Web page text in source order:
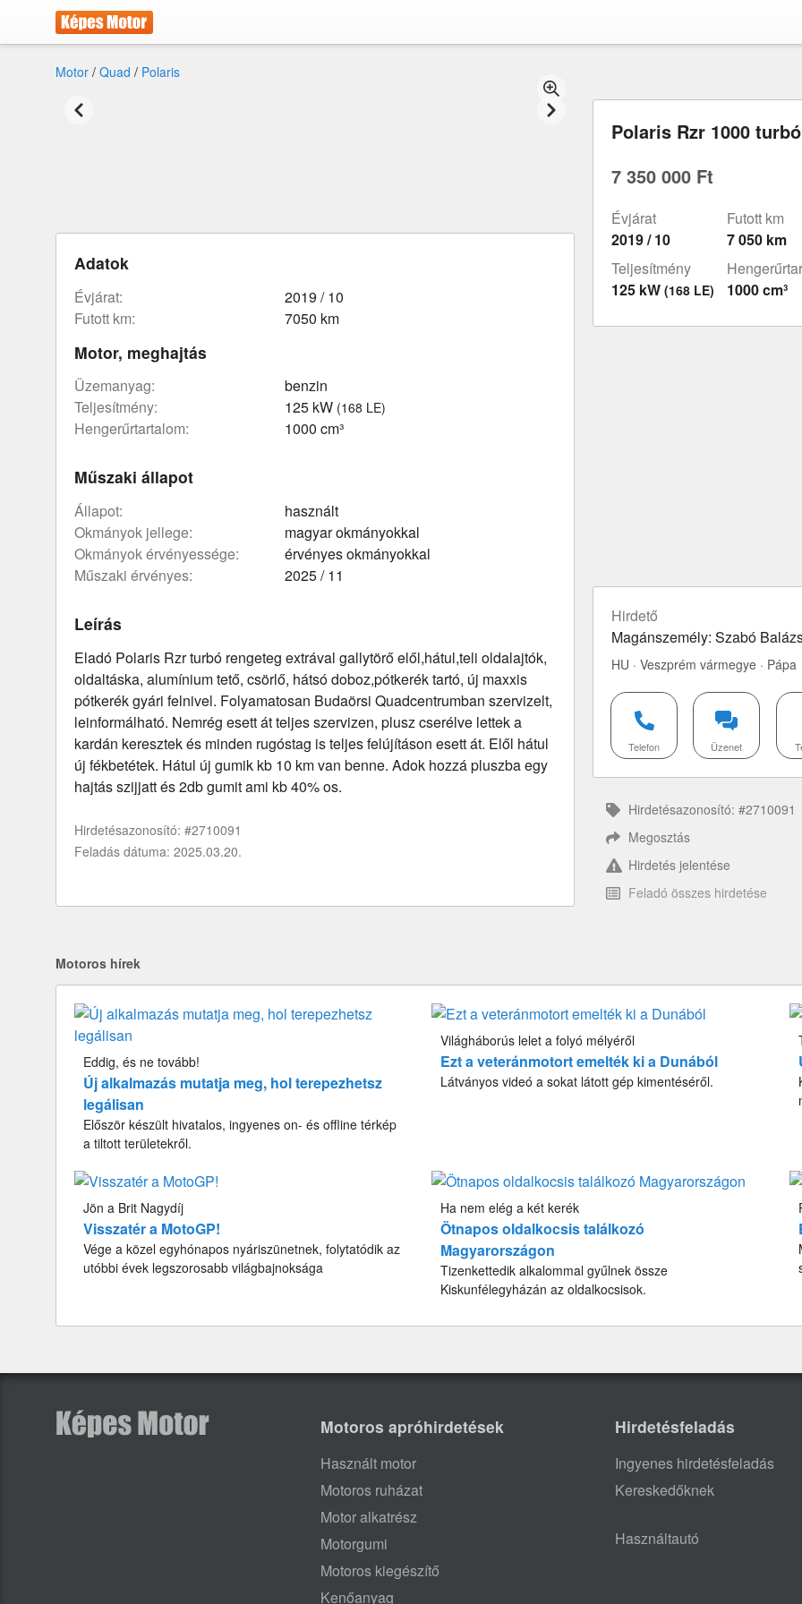
Motor / Quad / Polaris
Polaris Rzr 1000 turbó
7 350 000 Ft
Évjárat
2019 / 10
Futott km
7 050 km
Teljesítmény
125 kW (168 LE)
1000 cm³
Hirdető
Magánszemély: Szabó
HU · Veszprém vármegye · Pápa
Telefon Üzenet
Hirdetésazonosító: #2710091
Megosztás
Hirdetés jelentése
Feladó összes hirdetése
Adatok
évjárat:
2019 / 10
futott km:
7050 km
Motor, meghajtás
üzemanyag:
benzin
teljesítmény:
125 kW (168 LE)
hengerűrtartalom: 1000 cm³
Műszaki állapot
állapot:
használt
okmányok jellege:
magyar okmányokkal
okmányok érvényessége:
érvényes okmányokkal
műszaki érvényes:
2025 / 11
Leírás
Eladó Polaris Rzr turbó rengeteg extrával gallytörő elől,hátul,teli oldalajtók,
oldaltáska, alumínium tető, csörlő, hátsó doboz,pótkerék tartó, új maxxis
pótkerék gyári felnivel. Folyamatosan Budaörsi Quadcentrumban szervizelt,
leinformálható. Nemrég esett át teljes szervizen, plusz cserélve lettek a
kardán keresztek és minden rugóstag is teljes felújításon esett át. Elől hátul
új fékbetétek. Hátul új gumik kb 10 km van benne. Adok hozzá pluszba egy
hajtás szijjatt és 2db gumit ami kb 40% os.
Hirdetésazonosító: #2710091
Feladás dátuma: 2025.03.20.
Motoros hírek
Eddig, és ne tovább!
Új alkalmazás mutatja meg, hol terepezhetsz
legálisan
Először készült hivatalos, ingyenes on- és offline térkép
a tiltott területekről.
Világháborús lelet a folyó mélyéről
Ezt a veteránmotort emelték ki a Dunából
Látványos videó a sokat látott gép kimentéséről.
Jön a Brit Nagydíj
Visszatér a MotoGP!
Vége a közel egyhónapos nyáriszünetnek, folytatódik az
utóbbi évek legszorosabb világbajnoksága
Ha nem elég a két kerék
Ötnapos oldalkocsis találkozó
Magyarországon
Tizenkettedik alkalommal gyűlnek össze
Kiskunfélegyházán az oldalkocsisok.
Motoros apróhirdetések
Használt motor
Motoros ruházat
Motor alkatrész
Motorgumi
Motoros kiegészítő
Kenőanyag
Hirdetésfeladás
Ingyenes hirdetésfeladás
Kereskedőknek
Használtautó